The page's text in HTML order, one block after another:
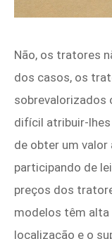
Não, os tratores
dos casos, os
sobrevalorizados
difícil atribuir-
de obter um
participando de
preços dos
modelos têm alta
localização e o